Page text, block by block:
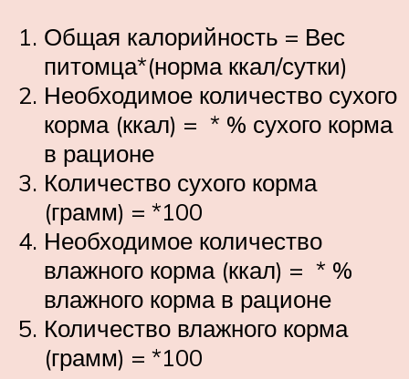
Общая калорийность = Вес
питомца*(норма ккал/сутки)
Необходимое количество сухого
корма (ккал) = * % сухого корма
в рационе
Количество сухого корма
(грамм) = *100
Необходимое количество
влажного корма (ккал) = * %
влажного корма в рационе
Количество влажного корма
(грамм) = *100